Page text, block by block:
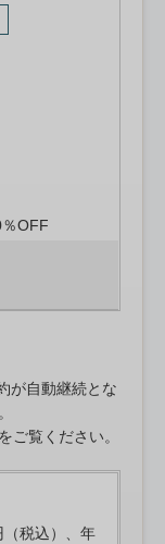
OFF
が自動継続とな
をご覧ください。
税込）、年